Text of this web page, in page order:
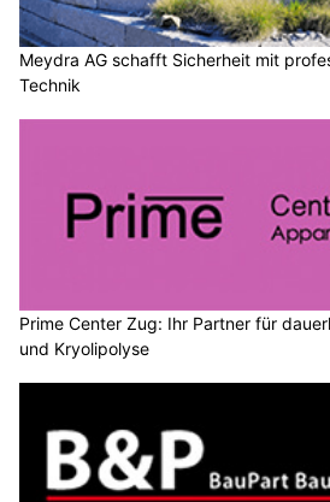
Meydra AG schafft Sicherheit mit
Technik
Prime Center Zug: Ihr Partner für
und Kryolipolyse